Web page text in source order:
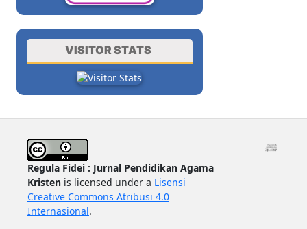
VISITOR STATS
Regula Fidei : Jurnal Pendidikan Agama
Kristen is licensed under a Lisensi
Creative Commons Atribusi 4.0
Internasional.